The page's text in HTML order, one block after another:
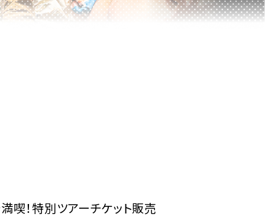
喫！特別ツアーチケット販売